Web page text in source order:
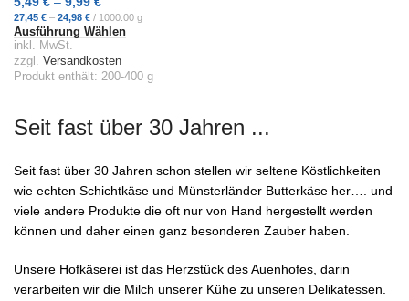
27,45 € – 24,98 € / 1000.00 g
Ausführung Wählen
inkl. MwSt.
zzgl. Versandkosten
Produkt enthält: 200-400 g
Seit fast über 30 Jahren ...
Seit fast über 30 Jahren schon stellen wir seltene Köstlichkeiten
wie echten Schichtkäse und Münsterländer Butterkäse her…. und
viele andere Produkte die oft nur von Hand hergestellt werden
können und daher einen ganz besonderen Zauber haben.
Unsere Hofkäserei ist das Herzstück des Auenhofes, darin
verarbeiten wir die Milch unserer Kühe zu unseren Delikatessen.